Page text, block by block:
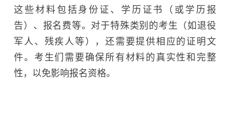
这些材料包括身份证、学历证书（或学历报
告）、报名费等。对于特殊类别的考生（如退役
军人、残疾人等），还需要提供相应的证明文
件。考生们需要确保所有材料的真实性和完整
性，以免影响报名资格。